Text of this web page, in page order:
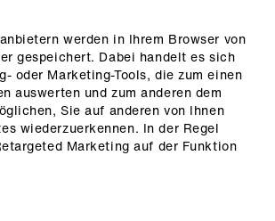
werden in Ihrem Browser von
gespeichert. Dabei handelt es sich
oder Marketing-Tools, die zum einen
auswerten und zum anderen dem
Sie auf anderen von Ihnen
wiederzuerkennen. In der Regel
Marketing auf der Funktion